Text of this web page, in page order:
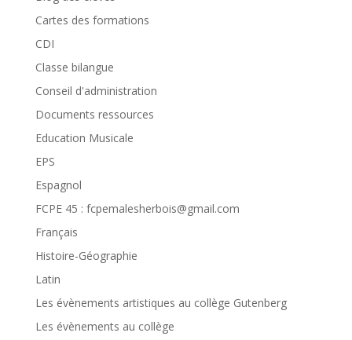
Cartes des formations
CDI
Classe bilangue
Conseil d'administration
Documents ressources
Education Musicale
EPS
Espagnol
FCPE 45 : fcpemalesherbois@gmail.com
Français
Histoire-Géographie
Latin
Les évènements artistiques au collège Gutenberg
Les évènements au collège